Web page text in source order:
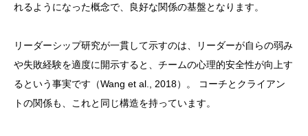
れるようになった概念で、良好な関係の基盤となります。
リーダーシップ研究が一貫して示すのは、リーダーが自らの弱み
や失敗経験を適度に開示すると、チームの心理的安全性が向上す
るという事実です（Wang et al., 2018）。 コーチとクライアン
トの関係も、これと同じ構造を持っています。